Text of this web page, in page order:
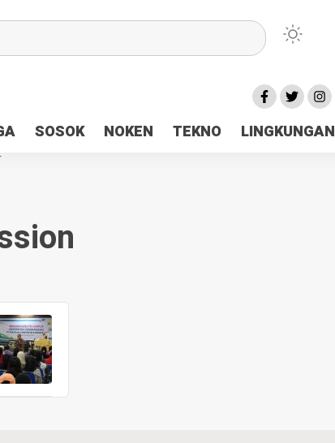
SOSOK NOKEN TEKNO LINGKUNGAN
Polri di Deklarasi Pemilu Ceria Tanah Papua
Persen, Deposit Kas Daerah Rp23 Miliar Disorot